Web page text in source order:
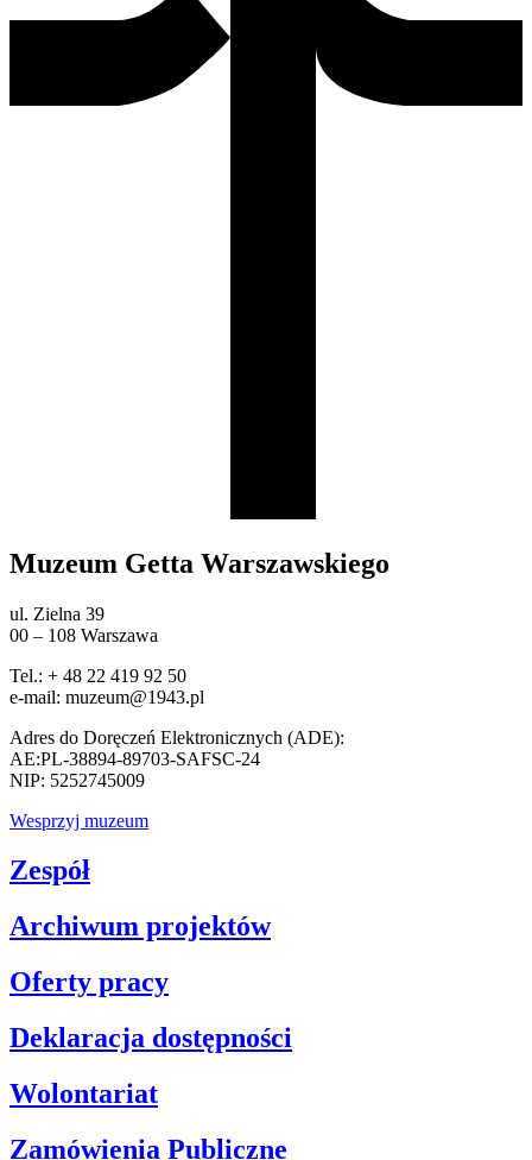
Muzeum Getta Warszawskiego
ul. Zielna 39
00 – 108 Warszawa
Tel.: + 48 22 419 92 50
e-mail: muzeum@1943.pl
Adres do Doręczeń Elektronicznych (ADE):
AE:PL-38894-89703-SAFSC-24
NIP: 5252745009
Wesprzyj muzeum
Zespół
Archiwum projektów
Oferty pracy
Deklaracja dostępności
Wolontariat
Zamówienia Publiczne